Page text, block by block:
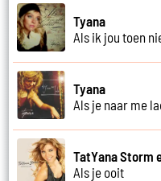
Tyana
Als ik jou toen
Tyana
Als je naar me
TatYana Storm
Als je ooit